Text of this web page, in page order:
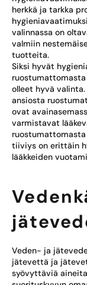
herkkä ja tarkka
valinnassa on
valmiin
tuotteita.
Siksi hyvät
olleet hyvä
ansiosta
ovat
varmistavat
tiiviys on erittäin
lääkkeiden
Veden- ja
jätevettä ja
syövyttäviä